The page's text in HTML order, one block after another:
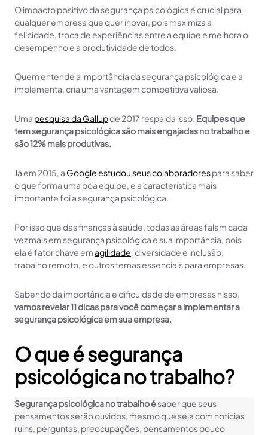
O impacto positivo da segurança psicológica é crucial para
qualquer empresa que quer inovar, pois maximiza a
felicidade, troca de experiências entre a equipe e melhora o
desempenho e a produtividade de todos.
Quem entende a importância da segurança psicológica e a
implementa, cria uma vantagem competitiva valiosa.
Uma pesquisa da Gallupde 2017 respalda isso. Equipes que
tem segurança psicológica são mais engajadas no trabalho e
são 12% mais produtivas.
Já em 2015, a Google estudou seus colaboradorespara saber
o que forma uma boa equipe, e a característica mais
importante foi a segurança psicológica.
Por isso que das finanças à saúde, todas as áreas falam cada
vez mais em segurança psicológica e sua importância, pois
ela é fator chave emagilidade, diversidade e inclusão,
trabalho remoto, e outros temas essenciais para empresas.
Sabendo da importância e dificuldade de empresas nisso,
vamos revelar 11 dicas para você começar a implementar a
segurança psicológica em sua empresa.
O que é segurança
psicológica no trabalho?
Segurança psicológica no trabalho ésaber que seus
pensamentos serão ouvidos, mesmo que seja com notícias
ruins, perguntas, preocupações, pensamentos pouco